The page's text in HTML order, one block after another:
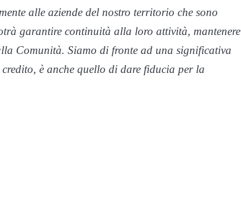
alle aziende del nostro territorio che sono
garantire continuità alla loro attività, mantenere
Comunità. Siamo di fronte ad una significativa
è anche quello di dare fiducia per la